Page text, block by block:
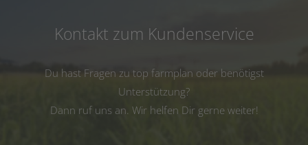
Kontakt zum Kundenservice
Du hast Fragen zu top farmplan oder benötigst
Unterstützung?
Dann ruf uns an. Wir helfen Dir gerne weiter!